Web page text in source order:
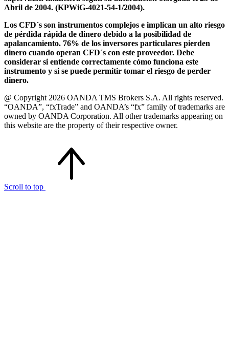
Abril de 2004. (KPWiG-4021-54-1/2004).
Los CFD´s son instrumentos complejos e implican un alto riesgo
de pérdida rápida de dinero debido a la posibilidad de
apalancamiento. 76% de los inversores particulares pierden
dinero cuando operan CFD´s con este proveedor. Debe
considerar si entiende correctamente cómo funciona este
instrumento y si se puede permitir tomar el riesgo de perder
dinero.
@ Copyright 2026 OANDA TMS Brokers S.A. All rights reserved.
“OANDA”, “fxTrade” and OANDA’s “fx” family of trademarks are
owned by OANDA Corporation. All other trademarks appearing on
this website are the property of their respective owner.
Scroll to top